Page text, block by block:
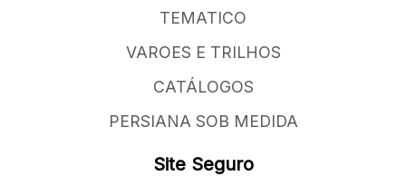
TEMATICO
VAROES E TRILHOS
CATÁLOGOS
PERSIANA SOB MEDIDA
Site Seguro